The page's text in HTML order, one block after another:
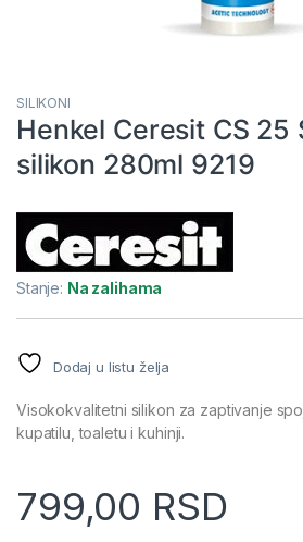
SILIKONI
Henkel Ceresit CS 25
silikon 280ml 9219
Stanje: Na zalihama
Dodaj u listu želja
Visokokvalitetni silikon za zaptivanje
kupatilu, toaletu i kuhinji.
799,00 RSD